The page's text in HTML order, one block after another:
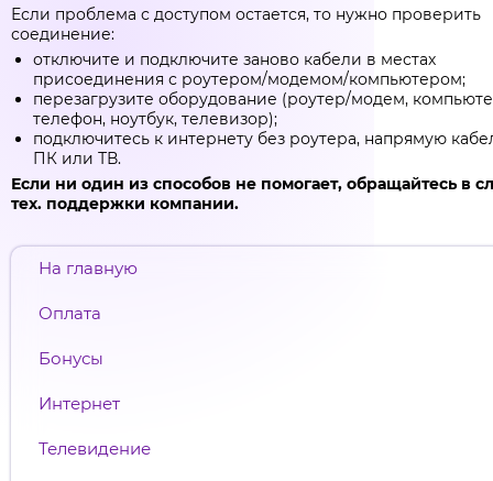
На главную
Оплата
Бонусы
Интернет
Телевидение
Если проблема с доступом остается, то нужно проверить
соединение:
отключите и подключите заново кабели в местах
присоединения с роутером/модемом/компьютером;
перезагрузите оборудование (роутер/модем,
телефон, ноутбук, телевизор);
подключитесь к интернету без роутера, напрямую
ПК или ТВ.
Если ни один из способов не помогает, обращайтесь в
тех. поддержки компании.